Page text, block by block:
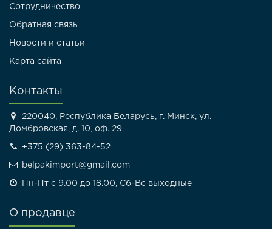
Сотрудничество
Обратная связь
Новости и статьи
Карта сайта
Контакты
220040, Республика Беларусь, г. Минск, ул.
Домбровская, д. 10, оф. 29
+375 (29) 363-84-52
belpakimport@gmail.com
Пн-Пт с 9.00 до 18.00, Сб-Вс выходные
О продавце